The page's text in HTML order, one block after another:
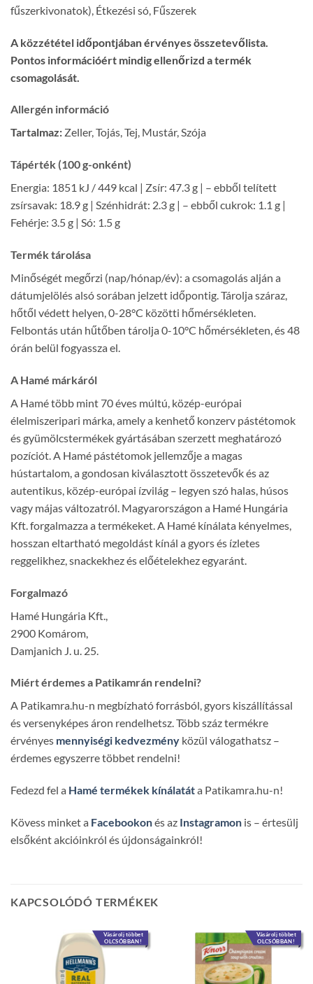
fűszerkivonatok), Étkezési só, Fűszerek
A közzététel időpontjában érvényes összetevőlista.
Pontos információért mindig ellenőrizd a termék
csomagolását.
Allergén információ
Tartalmaz: Zeller, Tojás, Tej, Mustár, Szója
Tápérték (100 g-onként)
Energia: 1851 kJ / 449 kcal | Zsír: 47.3 g | – ebből telített
zsírsavak: 18.9 g | Szénhidrát: 2.3 g | – ebből cukrok: 1.1 g |
Fehérje: 3.5 g | Só: 1.5 g
Termék tárolása
Minőségét megőrzi (nap/hónap/év): a csomagolás alján a
dátumjelölés alsó sorában jelzett időpontig. Tárolja száraz,
hőtől védett helyen, 0-28°C közötti hőmérsékleten.
Felbontás után hűtőben tárolja 0-10°C hőmérsékleten, és 48
órán belül fogyassza el.
A Hamé márkáról
A Hamé több mint 70 éves múltú, közép-európai
élelmiszeripari márka, amely a kenhető konzerv pástétomok
és gyümölcstermékek gyártásában szerzett meghatározó
pozíciót. A Hamé pástétomok jellemzője a magas
hústartalom, a gondosan kiválasztott összetevők és az
autentikus, közép-európai ízvilág – legyen szó halas, húsos
vagy májas változatról. Magyarországon a Hamé Hungária
Kft. forgalmazza a termékeket. A Hamé kínálata kényelmes,
hosszan eltartható megoldást kínál a gyors és ízletes
reggelikhez, snackekhez és előételekhez egyaránt.
Forgalmazó
Hamé Hungária Kft.,
2900 Komárom,
Damjanich J. u. 25.
Miért érdemes a Patikamrán rendelni?
A Patikamra.hu-n megbízható forrásból, gyors kiszállítással
és versenyképes áron rendelhetsz. Több száz termékre
érvényes mennyiségi kedvezmény közül válogathatsz –
érdemes egyszerre többet rendelni!
Fedezd fel a Hamé termékek kínálatáta Patikamra.hu-n!
Kövess minket a Facebookonés az Instagramon is – értesülj
elsőként akcióinkról és újdonságainkról!
KAPCSOLÓDÓ TERMÉKEK
Vásárolj többet
OLCSÓBBAN!
Vásárolj többet
OLCSÓBBAN!